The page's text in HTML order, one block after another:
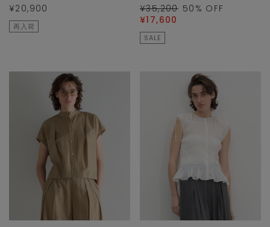
¥20,900
再入荷
¥35,200 50 % OFF
¥17,600
SALE